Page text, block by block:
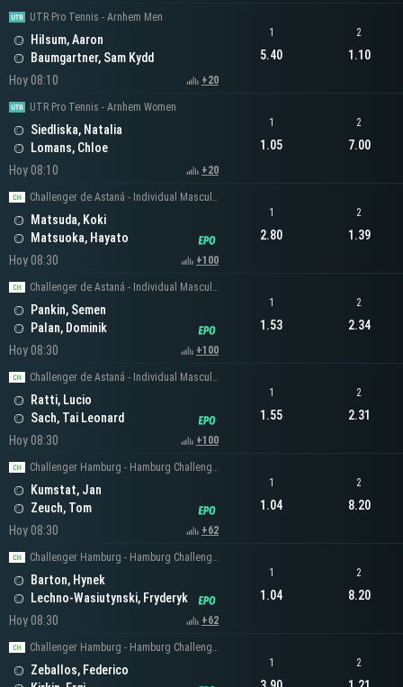
UTR Pro Tennis - Arnhem Men
Hilsum, Aaron
Baumgartner, Sam Kydd
Hoy 08:10
+20
1
5.40
2
1.10
UTR Pro Tennis - Arnhem Women
Siedliska, Natalia
Lomans, Chloe
Hoy 08:10
+20
1
1.05
2
7.00
Challenger de Astaná - Individual Masculino
Matsuda, Koki
Matsuoka, Hayato
Hoy 08:30
+100
1
2.80
2
1.39
Challenger de Astaná - Individual Masculino
Pankin, Semen
Palan, Dominik
Hoy 08:30
+100
1
1.53
2
2.34
Challenger de Astaná - Individual Masculino
Ratti, Lucio
Sach, Tai Leonard
Hoy 08:30
+100
1
1.55
2
2.31
Challenger Hamburg - Hamburg Challenger Men's Singles
Kumstat, Jan
Zeuch, Tom
Hoy 08:30
+62
1
1.04
2
8.20
Challenger Hamburg - Hamburg Challenger Men's Singles
Barton, Hynek
Lechno-Wasiutynski, Fryderyk
Hoy 08:30
+62
1
1.04
2
8.20
Challenger Hamburg - Hamburg Challenger Men's Singles
Zeballos, Federico
1 2